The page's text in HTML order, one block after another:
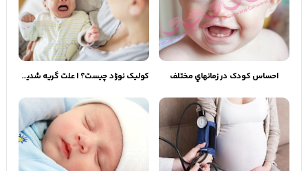
احساس کودک در زمانهاي مختلف کولیک نوزاد چیست؟ | علت گریه شدید نوزاد و راه‌های آرام کردن آن